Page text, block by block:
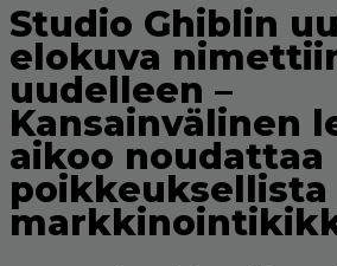
Studio Ghiblin
elokuva
uudelleen –
Kansainvälinen
aikoo noudattaa
poikkeuksellista